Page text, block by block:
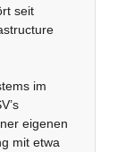
seit
im
eigenen
mit etwa